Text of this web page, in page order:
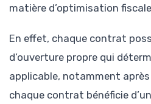
matière d’optimisation
En effet, chaque contrat
d’ouverture propre qui
applicable, notamment après
chaque contrat bénéficie